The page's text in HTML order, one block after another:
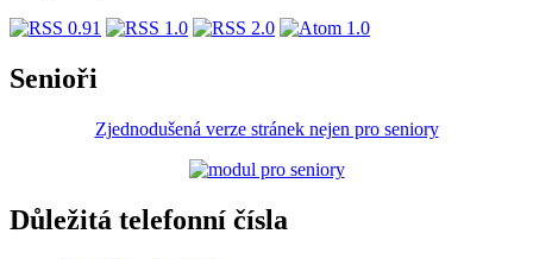
Senioři
Zjednodušená verze stránek nejen pro seniory
Důležitá telefonní čísla